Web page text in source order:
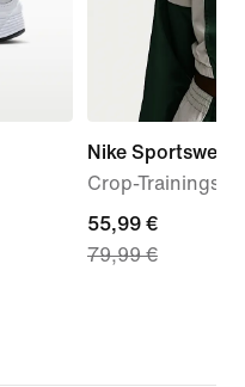
Nike Sportswear
Crop-
current
price
55,99 €
79,99 €